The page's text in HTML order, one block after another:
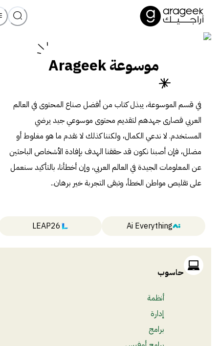
موسوعة Arageek
في قسم الموسوعة، يبذل كتاب من أفضل صناع المحتوى في العالم
العربي قصارى جهدهم لتقديم محتوى موسوعي جيد يرضي
المستخدم. لا ندعي الكمال، ولكننا كذلك لا نقدم ما هو مغلوط أو
مضلل، فإن أصبنا نكون قد حققنا الهدف بإفادة الأشخاص الباحثين
عن المعلومات الجيدة في العالم العربي، وإن أخطأنا، بالتأكيد سنعمل
على تقليص مواطن الخطأ، وتبقى التجربة خير برهان..
Ai Everything
LEAP26
حاسوب
أنظمة
إدارة
برامج